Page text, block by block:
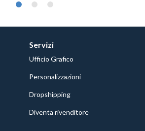
Servizi
Ufficio Grafico
Personalizzazioni
Dropshipping
Diventa rivenditore